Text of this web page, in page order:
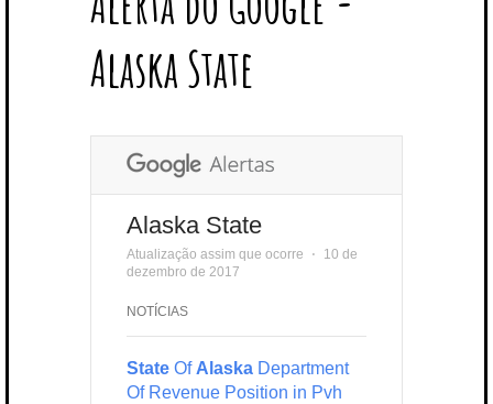
E
B
O
O
K
L
E
P
U
E
R
E
S
T
E
D
I
N
A
G
U
B
U
Alaska State
Alaska State
Atualização assim que ocorre ⋅
10 de
dezembro de 2017
NOTÍCIAS
State OfAlaska Department
Of Revenue Position in Pvh